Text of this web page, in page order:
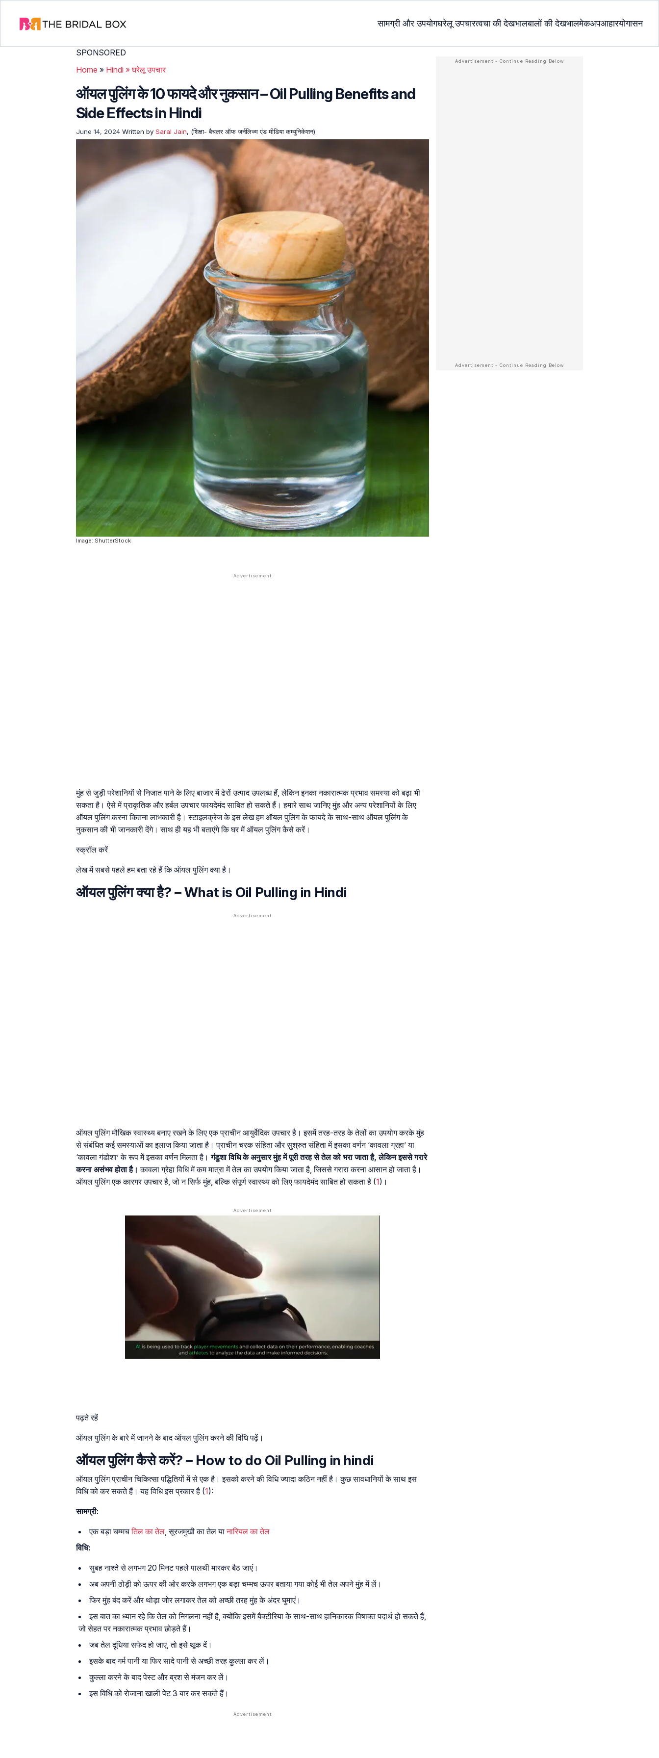
सामग्री और उपयोगघरेलू उपचारत्वचा की देखभालबालों की देखभालमेकअपआहारयोगासन
SPONSORED
Home » Hindi »घरेलू उपचार
ऑयल पुलिंग के 10 फायदे और नुकसान – Oil Pulling Benefits and
Side Effects in Hindi
June 14, 2024 Written by Saral Jain, (शिक्षा- बैचलर ऑफ जर्नलिज्म एंड मीडिया कम्युनिकेशन)
Image: ShutterStock
मुंह से जुड़ी परेशानियों से निजात पाने के लिए बाजार में ढेरों उत्पाद उपलब्ध हैं, लेकिन इनका नकारात्मक प्रभाव समस्या को बढ़ा भी
सकता है। ऐसे में प्राकृतिक और हर्बल उपचार फायदेमंद साबित हो सकते हैं। हमारे साथ जानिए मुंह और अन्य परेशानियों के लिए
ऑयल पुलिंग करना कितना लाभकारी है। स्टाइलक्रेज के इस लेख हम ऑयल पुलिंग के फायदे के साथ-साथ ऑयल पुलिंग के
नुकसान की भी जानकारी देंगे। साथ ही यह भी बताएंगे कि घर में ऑयल पुलिंग कैसे करें।
स्क्रॉल करें
लेख में सबसे पहले हम बता रहे हैं कि ऑयल पुलिंग क्या है।
ऑयल पुलिंग क्‍या है? – What is Oil Pulling in Hindi
ऑयल पुलिंग मौखिक स्वास्थ्य बनाए रखने के लिए एक प्राचीन आयुर्वेदिक उपचार है। इसमें तरह-तरह के तेलों का उपयोग करके मुंह
से संबंधित कई समस्याओं का इलाज किया जाता है। प्राचीन चरक संहिता और सुश्रुत संहिता में इसका वर्णन ‘कावला ग्रहा’ या
‘कावला गंडोशा’ के रूप में इसका वर्णन मिलता है।गंडुशा विधि के अनुसार मुंह में पूरी तरह से तेल को भरा जाता है, लेकिन इससे गरारे
करना असंभव होता है।कावला ग्रेहा विधि में कम मात्रा में तेल का उपयोग किया जाता है, जिससे गरारा करना आसान हो जाता है।
ऑयल पुलिंग एक कारगर उपचार है, जो न सिर्फ मुंह, बल्कि संपूर्ण स्वास्थ्य को लिए फायदेमंद साबित हो सकता है (1)।
पढ़ते रहें
ऑयल पुलिंग के बारे में जानने के बाद ऑयल पुलिंग करने की विधि पढ़ें।
ऑयल पुलिंग कैसे करें? – How to do Oil Pulling in hindi
ऑयल पुलिंग प्राचीन चिकित्सा पद्धितियों में से एक है। इसको करने की विधि ज्यादा कठिन नहीं है। कुछ सावधानियों के साथ इस
विधि को कर सकते हैं। यह विधि इस प्रकार है (1):
सामग्री:
एक बड़ा चम्मचतिल का तेल, सूरजमुखी का तेल यानारियल का तेल
विधि:
सुबह नाश्ते से लगभग 20 मिनट पहले पालथी मारकर बैठ जाएं।
अब अपनी ठोड़ी को ऊपर की ओर करके लगभग एक बड़ा चम्मच ऊपर बताया गया कोई भी तेल अपने मुंह में लें।
फिर मुंह बंद करें और थोड़ा जोर लगाकर तेल को अच्छी तरह मुंह के अंदर घुमाएं।
इस बात का ध्यान रहे कि तेल को निगलना नहीं है, क्योंकि इसमें बैक्टीरिया के साथ-साथ हानिकारक विषाक्त पदार्थ हो सकते हैं,
जो सेहत पर नकारात्मक प्रभाव छोड़ते हैं।
जब तेल दूधिया सफेद हो जाए, तो इसे थूक दें।
इसके बाद गर्म पानी या फिर सादे पानी से अच्छी तरह कुल्ला कर लें।
कुल्ला करने के बाद पेस्ट और ब्रश से मंजन कर लें।
इस विधि को रोजाना खाली पेट 3 बार कर सकते हैं।